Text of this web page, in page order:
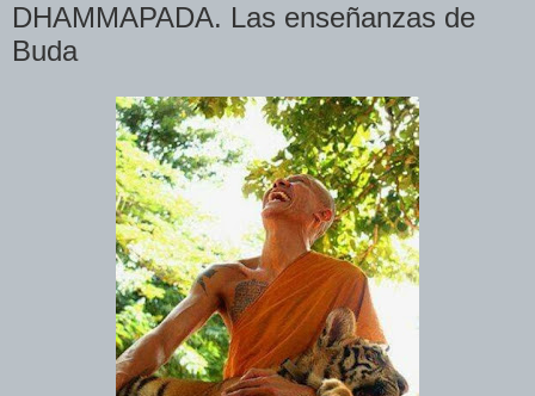
DHAMMAPADA. Las enseñanzas de
Buda